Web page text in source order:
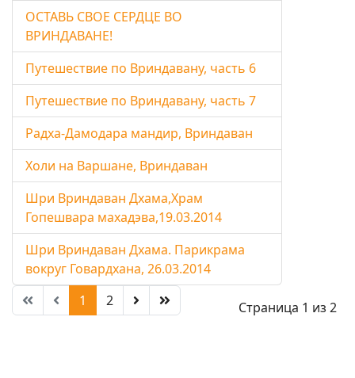
ОСТАВЬ СВОЕ СЕРДЦЕ ВО
ВРИНДАВАНЕ!
Путешествие по Вриндавану, часть 6
Путешествие по Вриндавану, часть 7
Радха-Дамодара мандир, Вриндаван
Холи на Варшане, Вриндаван
Шри Вриндаван Дхама,Храм
Гопешвара махадэва,19.03.2014
Шри Вриндаван Дхама. Парикрама
вокруг Говардхана, 26.03.2014
Страница 1 из 2
1 2